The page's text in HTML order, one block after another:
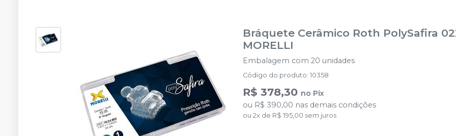
Bráquete Cerâmico Roth PolySafira
MORELLI
Embalagem com 20 unidades
Código do produto:10358
R$ 378,30 no Pix
ou R$ 390,00 nas demais condições
ou 2x de R$ 195,00 sem juros